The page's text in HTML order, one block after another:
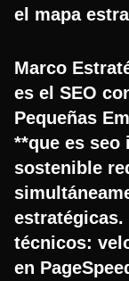
el mapa
Marco
es el SEO
Pequeñas
**que es seo
sostenible
estratégicas.
técnicos:
en